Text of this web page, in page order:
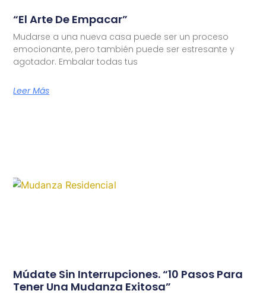
“El Arte De Empacar”
Mudarse a una nueva casa puede ser un proceso
emocionante, pero también puede ser estresante y
agotador. Embalar todas tus
Leer Más
Múdate Sin Interrupciones. “10 Pasos Para
Tener Una Mudanza Exitosa”